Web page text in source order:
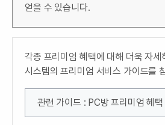
얻을 수 있습니다.
각종 프리미엄 혜택에 대해 더욱 자세
시스템의 프리미엄 서비스 가이드를
관련 가이드 : PC방 프리미엄 혜택